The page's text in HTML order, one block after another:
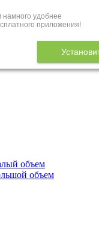
удобнее
приложения!
объем
объем